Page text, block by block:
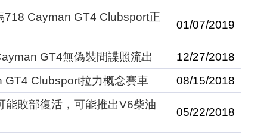
718 Cayman GT4 Clubsport正
01/07/2019
GT4無偽裝間諜照流出
12/27/2018
GT4 Clubsport拉力概念賽車
08/15/2018
敗部復活，可能推出V6柴油
05/22/2018